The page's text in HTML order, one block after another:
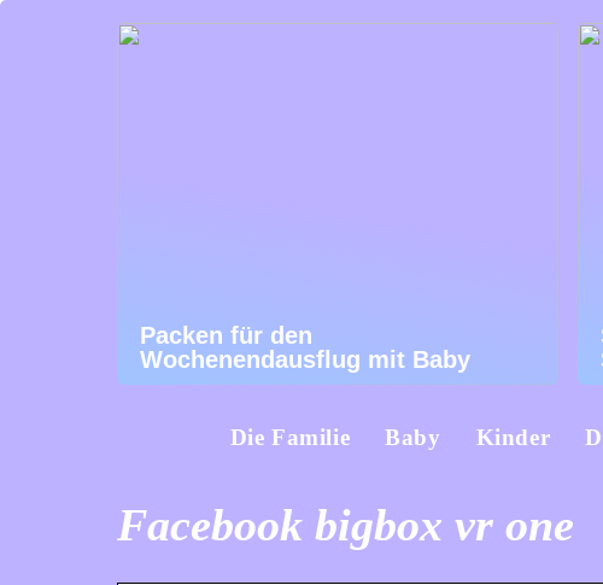
Packen für den
Wochenendausflug mit Baby
Die Familie Baby Kinder
Facebook bigbox vr one